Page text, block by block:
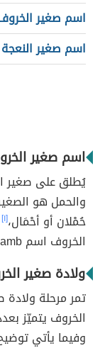
اسم صغير
اسم صغير النعجة
اسم صغير
يُطلق على صغير
والحمل هو
حُمْلان أو أحْمَال،[١]
الخروف اسم lamb.
ولادة صغير
تمر مرحلة
الخروف يتميّز
وفيما يأتي